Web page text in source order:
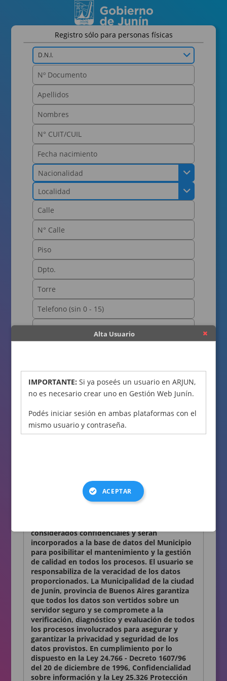
Registro sólo para personas físicas
D.N.I.
Términos y condiciones
Declaro conocer y aceptar lo establecido en la
considerados confidenciales y serán
incorporados a la base de datos del Municipio
para posibilitar el mantenimiento y la gestión
de calidad en todos los procesos. El usuario se
responsabiliza de la veracidad de los datos
proporcionados. La Municipalidad de la ciudad
de Junín, provincia de Buenos Aires garantiza
que todos los datos son vertidos sobre un
servidor seguro y se compromete a la
verificación, diagnóstico y evaluación de todos
los procesos involucrados para asegurar y
garantizar la privacidad y seguridad de los
datos provistos. En cumplimiento por lo
dispuesto en la Ley 24.766 - Decreto 1607/96
del 20 de diciembre de 1996, Confidencialidad
sobre información y la Ley 25.326 Protección
Alta Usuario
IMPORTANTE:Si ya poseés un usuario en ARJUN,
no es necesario crear uno en Gestión Web Junín.
Podés iniciar sesión en ambas plataformas con el
mismo usuario y contraseña.
ACEPTAR